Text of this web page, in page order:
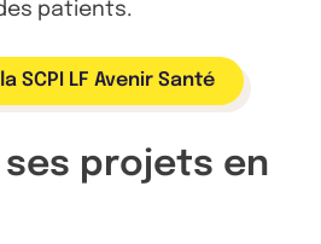
patients.
SCPI LF Avenir Santé
projets en